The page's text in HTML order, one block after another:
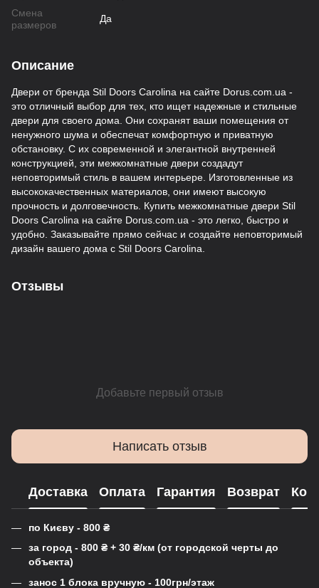
Смена
размеров
Да
Описание
Двери от бренда Stil Doors Carolina на сайте Dorus.com.ua -
это отличный выбор для тех, кто ищет надежные и стильные
двери для своего дома. Они сохранят ваши помещения от
ненужного шума и обеспечат комфортную и приватную
обстановку. С их современной и элегантной внутренней
конструкцией, эти межкомнатные двери создадут
неповторимый стиль в вашем интерьере. Изготовленные из
высококачественных материалов, они имеют высокую
прочность и долговечность. Купить межкомнатные двери Stil
Doors Carolina на сайте Dorus.com.ua - это легко, быстро и
удобно. Заказывайте прямо сейчас и создайте неповторимый
дизайн вашего дома с Stil Doors Carolina.
Отзывы
Добавьте первый отзыв
Написать отзыв
Доставка Оплата Гарантия Возврат
по Києву - 800 ₴
за город - 800 ₴ + 30 ₴/км (от городской черты до
объекта)
занос 1 блока вручную - 100грн/этаж